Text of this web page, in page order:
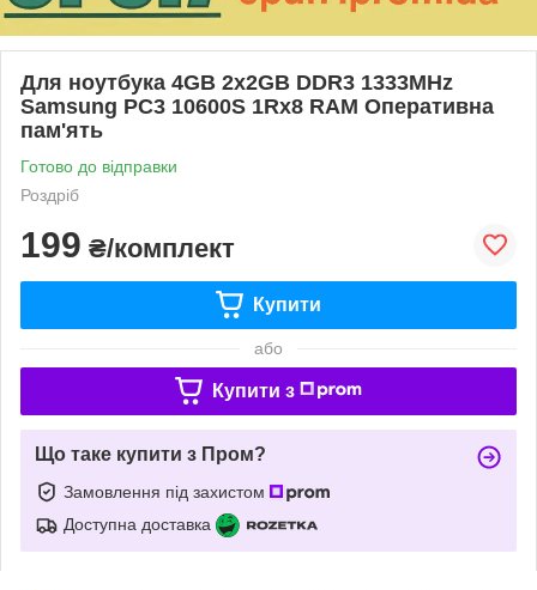
Для ноутбука 4GB 2x2GB DDR3 1333MHz
Samsung PC3 10600S 1Rx8 RAM Оперативна
пам'ять
Готово до відправки
Роздріб
199 ₴/комплект
Купити
або
Купити з
Що таке купити з Пром?
Замовлення під захистом
Доступна доставка